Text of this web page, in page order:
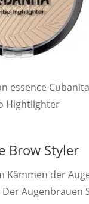
essence Cubanita
Hightlighter
Brow Styler
Kämmen der
Augenbrauen